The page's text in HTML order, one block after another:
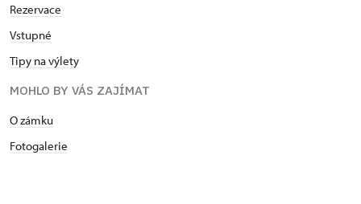
Rezervace
Vstupné
Tipy na výlety
MOHLO BY VÁS ZAJÍMAT
O zámku
Fotogalerie